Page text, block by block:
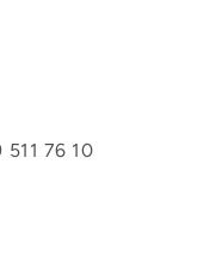
511 76 10